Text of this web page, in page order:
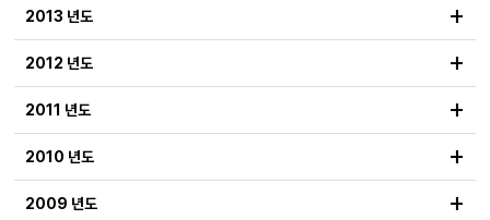
2013 년도 +
2012 년도 +
2011 년도 +
2010 년도 +
2009 년도 +